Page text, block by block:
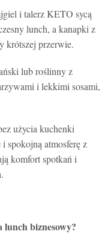
i talerz KETO sycą
lunch, a kanapki z
krótszej przerwie.
lub roślinny z
i lekkimi sosami,
użycia kuchenki
spokojną atmosferę z
komfort spotkań i
lunch biznesowy?